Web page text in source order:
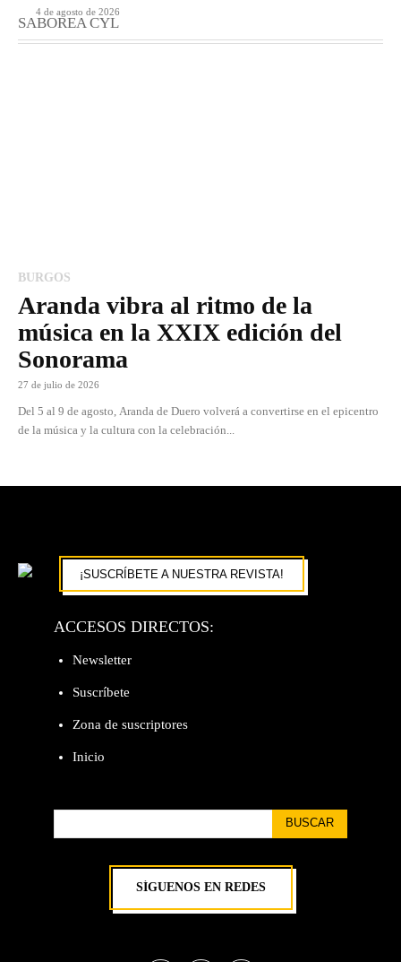
4 de agosto de 2026
SABOREA CYL
BURGOS
Aranda vibra al ritmo de la
música en la XXIX edición del
Sonorama
27 de julio de 2026
Del 5 al 9 de agosto, Aranda de Duero volverá a convertirse en el epicentro
de la música y la cultura con la celebración...
¡SUSCRÍBETE A NUESTRA REVISTA!
ACCESOS DIRECTOS:
Newsletter
Suscríbete
Zona de suscriptores
Inicio
BUSCAR
SÍGUENOS EN REDES